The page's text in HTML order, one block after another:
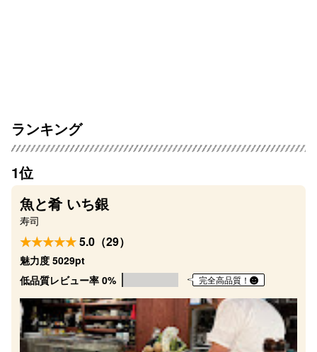
ランキング
1位
魚と肴 いち銀
寿司
5.0（29）
魅力度 5029pt
低品質レビュー率 0%
完全高品質！